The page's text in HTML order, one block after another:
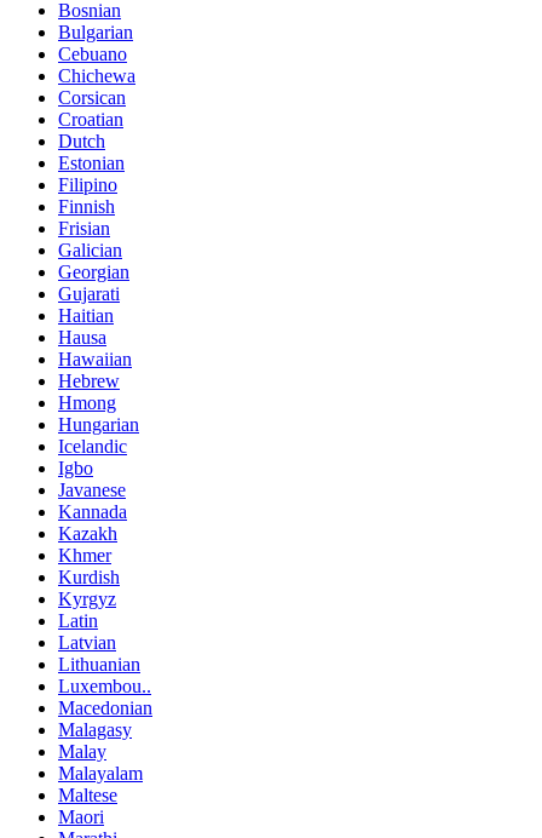
Bosnian
Bulgarian
Cebuano
Chichewa
Corsican
Croatian
Dutch
Estonian
Filipino
Finnish
Frisian
Galician
Georgian
Gujarati
Haitian
Hausa
Hawaiian
Hebrew
Hmong
Hungarian
Icelandic
Igbo
Javanese
Kannada
Kazakh
Khmer
Kurdish
Kyrgyz
Latin
Latvian
Lithuanian
Luxembou..
Macedonian
Malagasy
Malay
Malayalam
Maltese
Maori